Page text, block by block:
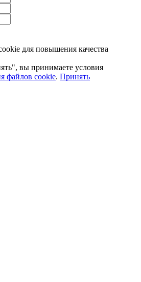
для повышения качества
вы принимаете условия
файлов cookie. Принять